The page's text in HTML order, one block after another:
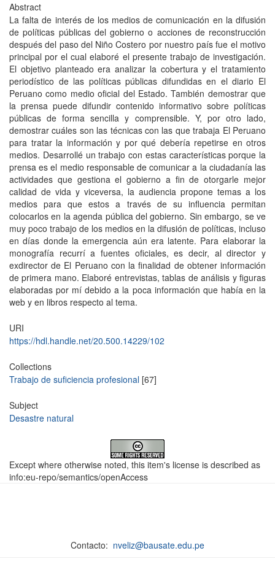
Abstract
La falta de interés de los medios de comunicación en la difusión
de políticas públicas del gobierno o acciones de reconstrucción
después del paso del Niño Costero por nuestro país fue el motivo
principal por el cual elaboré el presente trabajo de investigación.
El objetivo planteado era analizar la cobertura y el tratamiento
periodístico de las políticas públicas difundidas en el diario El
Peruano como medio oficial del Estado. También demostrar que
la prensa puede difundir contenido informativo sobre políticas
públicas de forma sencilla y comprensible. Y, por otro lado,
demostrar cuáles son las técnicas con las que trabaja El Peruano
para tratar la información y por qué debería repetirse en otros
medios. Desarrollé un trabajo con estas características porque la
prensa es el medio responsable de comunicar a la ciudadanía las
actividades que gestiona el gobierno a fin de otorgarle mejor
calidad de vida y viceversa, la audiencia propone temas a los
medios para que estos a través de su influencia permitan
colocarlos en la agenda pública del gobierno. Sin embargo, se ve
muy poco trabajo de los medios en la difusión de políticas, incluso
en días donde la emergencia aún era latente. Para elaborar la
monografía recurrí a fuentes oficiales, es decir, al director y
exdirector de El Peruano con la finalidad de obtener información
de primera mano. Elaboré entrevistas, tablas de análisis y figuras
elaboradas por mí debido a la poca información que había en la
web y en libros respecto al tema.
URI
https://hdl.handle.net/20.500.14229/102
Collections
Trabajo de suficiencia profesional [67]
Subject
Desastre natural
Except where otherwise noted, this item's license is described as
info:eu-repo/semantics/openAccess
Contacto: nveliz@bausate.edu.pe